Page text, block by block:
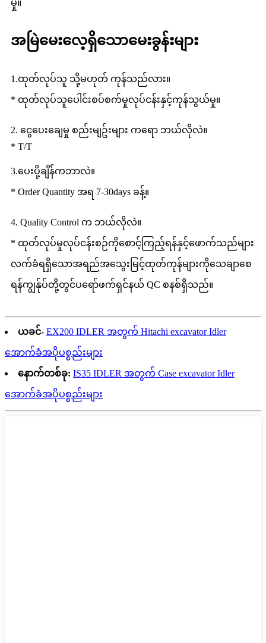
မှု။
အမြဲမေးလေ့ရှိသောမေးခွန်းများ
1.ထုတ်လုပ်သူ သို့မဟုတ် ကုန်သည်လား။
* ထုတ်လုပ်သူပေါင်းစပ်စက်မှုလုပ်ငန်းနှင့်ကုန်သွယ်မှု။
2. ငွေပေးချေမှု စည်းမျဥ်းများ ကရော ဘယ်လိုလဲ။
* T/T
3.ပေးပို့ချိန်ကဘာလဲ။
* Order Quantity အရ 7-30days ခန့်။
4. Quality Control က ဘယ်လိုလဲ။
* ထုတ်လုပ်မှုလုပ်ငန်းစဉ်ကိုစောင့်ကြည့်ရန်နှင့်ဖောက်သည်များ
လက်ခံရရှိသောအရည်အသွေးမြင့်ထုတ်ကုန်များကိုသေချာစေ
ရန်ကျွန်ုပ်တို့တွင်ပရော်ဖက်ရှင်နယ် QC စနစ်ရှိသည်။
ယခင်- EX200 IDLER အတွက် Hitachi excavator Idler
အောက်ခံအပိုပစ္စည်းများ
နောက်တစ်ခု: IS35 IDLER အတွက် Case excavator Idler
အောက်ခံအပိုပစ္စည်းများ